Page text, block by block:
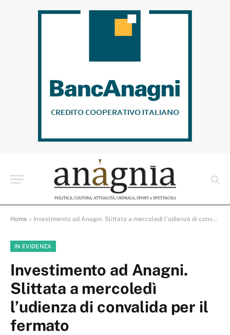
Home » Investimento ad Anagni. Slittata a mercoledì l’udienza di convalida per il fermato
IN EVIDENZA
Investimento ad Anagni.
Slittata a mercoledì
l’udienza di convalida per il
fermato